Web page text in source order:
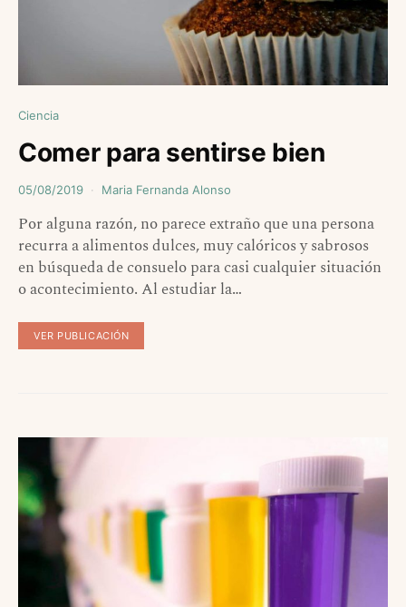
Ciencia
Comer para sentirse bien
05/08/2019 Maria Fernanda Alonso
Por alguna razón, no parece extraño que una persona
recurra a alimentos dulces, muy calóricos y sabrosos
en búsqueda de consuelo para casi cualquier situación
o acontecimiento. Al estudiar la…
VER PUBLICACIÓN